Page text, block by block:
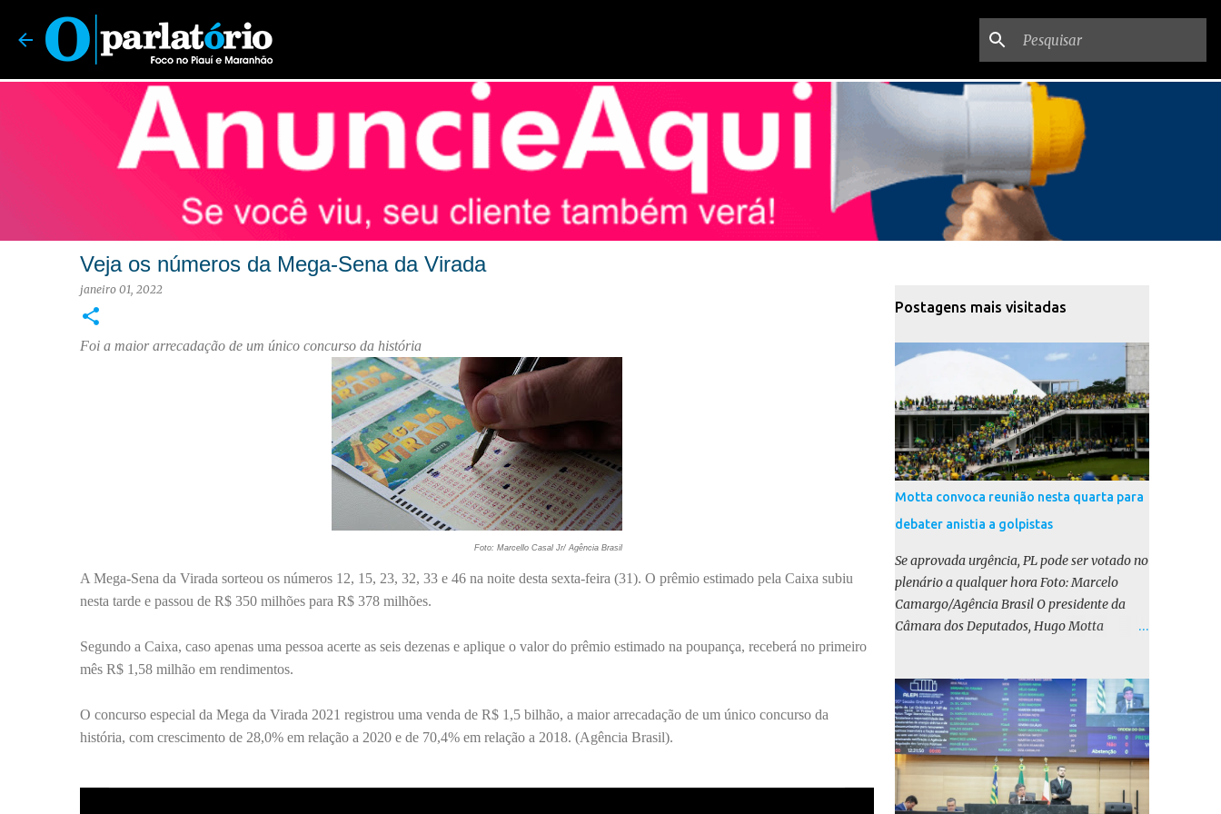
O Parlatório | Foco no Piauí e Maranhão
Veja os números da Mega-Sena da Virada
janeiro 01, 2022
Foi a maior arrecadação de um único concurso da história
Foto: Marcello Casal Jr/ Agência Brasil
A Mega-Sena da Virada sorteou os números 12, 15, 23, 32, 33 e 46 na noite desta sexta-feira (31). O prêmio estimado pela Caixa subiu
nesta tarde e passou de R$ 350 milhões para R$ 378 milhões.
Segundo a Caixa, caso apenas uma pessoa acerte as seis dezenas e aplique o valor do prêmio estimado na poupança, receberá no primeiro
mês R$ 1,58 milhão em rendimentos.
O concurso especial da Mega da Virada 2021 registrou uma venda de R$ 1,5 bilhão, a maior arrecadação de um único concurso da
história, com crescimento de 28,0% em relação a 2020 e de 70,4% em relação a 2018. (Agência Brasil).
Postagens mais visitadas
Motta convoca reunião nesta quarta para
debater anistia a golpistas
Se aprovada urgência, PL pode ser votado no
plenário a qualquer hora Foto: Marcelo
Camargo/Agência Brasil O presidente da
Câmara dos Deputados, Hugo Motta
líderes para discutir a votação da urgência
para o projeto de lei (PL) que prevê a anistia
aos condenados por tentativa de golpe de
Estado. Motta disse, em uma rede social, que
a reunião vai “deliberar sobre a urgência dos
projetos que tratam do acontecido em 8 de